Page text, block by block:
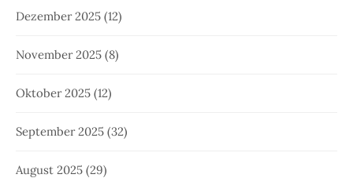
Dezember 2025 (12)
November 2025 (8)
Oktober 2025 (12)
September 2025 (32)
August 2025 (29)